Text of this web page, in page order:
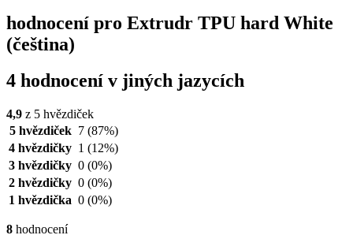
hodnocení pro Extrudr TPU hard White
(čeština)
4 hodnocení v jiných jazycích
4,9 z 5 hvězdiček
5 hvězdiček 7 (87%)
4 hvězdičky 1 (12%)
3 hvězdičky 0 (0%)
2 hvězdičky 0 (0%)
1 hvězdička 0 (0%)
8 hodnocení